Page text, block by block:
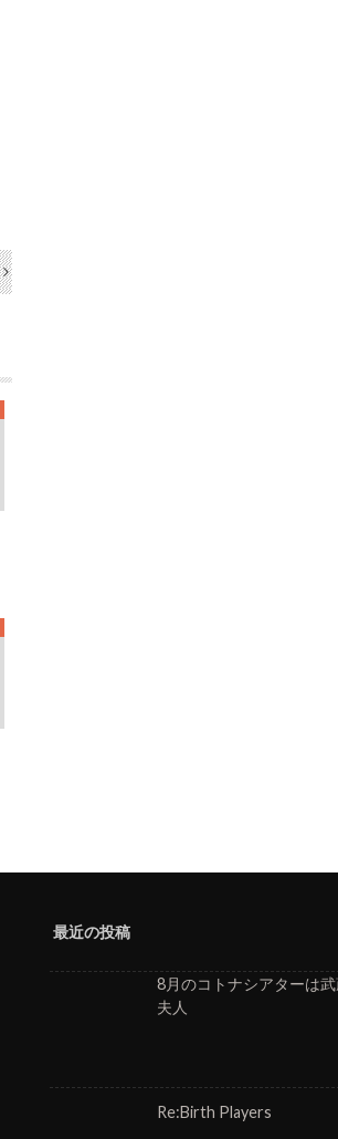
最近の投稿
8月のコトナシアターは
夫人
Re:Birth Players